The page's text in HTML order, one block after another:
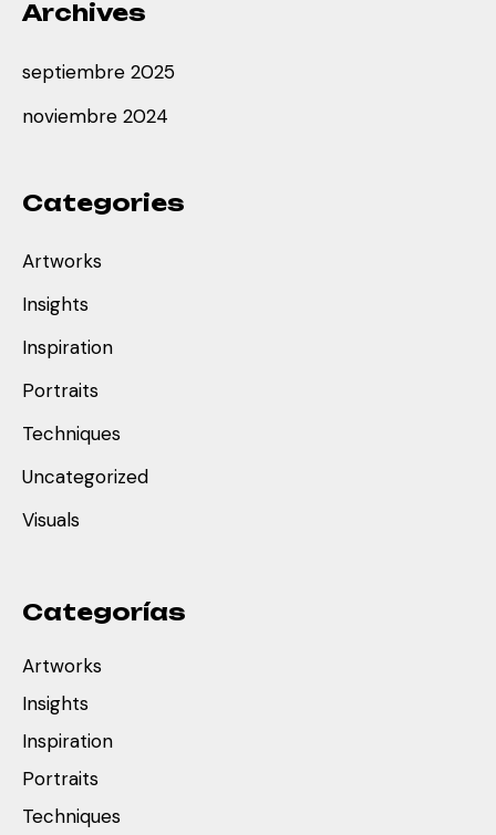
Archives
septiembre 2025
noviembre 2024
Categories
Artworks
Insights
Inspiration
Portraits
Techniques
Uncategorized
Visuals
Categorías
Artworks
Insights
Inspiration
Portraits
Techniques